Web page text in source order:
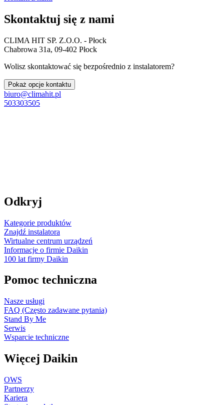
Skontaktuj się z nami
CLIMA HIT SP. Z.O.O. - Płock
Chabrowa 31a, 09-402 Płock
Wolisz skontaktować się bezpośrednio z instalatorem?
Pokaż opcje kontaktu
biuro@climahit.pl
503303505
Odkryj
Kategorie produktów
Znajdź instalatora
Wirtualne centrum urządzeń
Informacje o firmie Daikin
100 lat firmy Daikin
Pomoc techniczna
Nasze usługi
FAQ (Często zadawane pytania)
Stand By Me
Serwis
Wsparcie techniczne
Więcej Daikin
OWS
Partnerzy
Kariera